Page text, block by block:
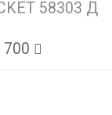
58303 Д
700